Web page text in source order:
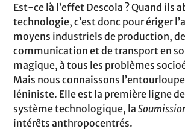
Est-ce là l’effet Descola ? Quand ils
technologie, c’est donc pour ériger
moyens industriels de production, de
communication et de transport en
magique, à tous les problèmes
Mais nous connaissons
léniniste. Elle est la première ligne
système technologique, la
intérêts anthropocentrés.